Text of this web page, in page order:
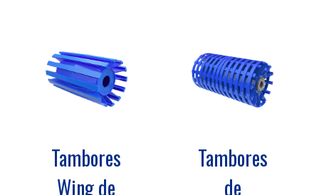
Tambores
Wing de
Tambores
de